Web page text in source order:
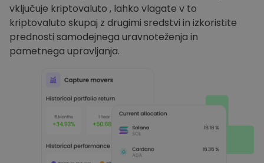
vključuje kriptovaluto , lahko vlagate v to
kriptovaluto skupaj z drugimi sredstvi in izkoristite
prednosti samodejnega uravnoteženja in
pametnega upravljanja.